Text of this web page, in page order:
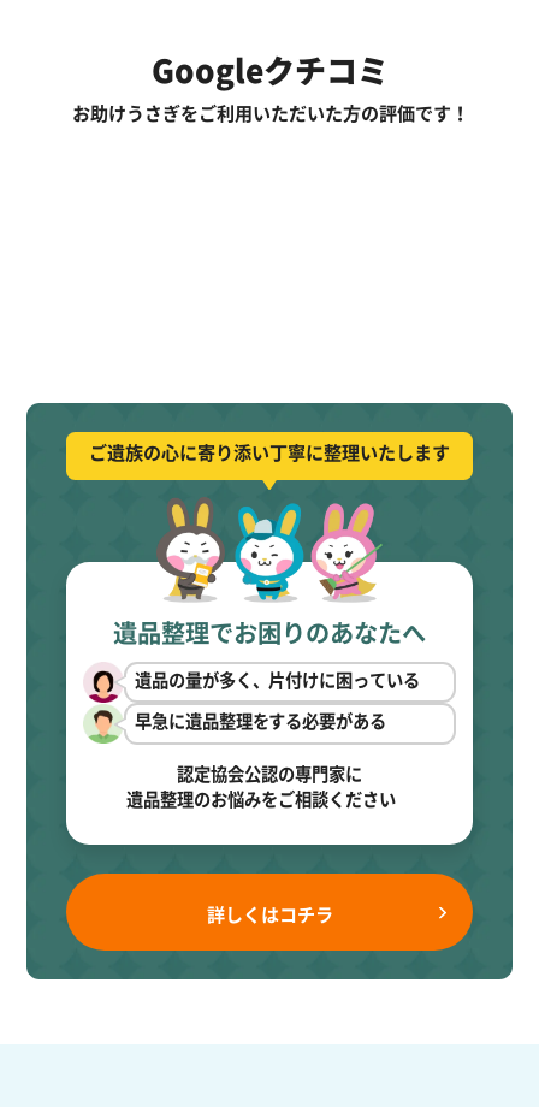
Googleクチコミ
お助けうさぎをご利用いただいた方の評価です！
ご遺族の心に寄り添い丁寧に整理いたします
遺品整理でお困りのあなたへ
遺品の量が多く、片付けに困っている
早急に遺品整理をする必要がある
認定協会公認の専門家に
遺品整理のお悩みをご相談ください
詳しくはコチラ